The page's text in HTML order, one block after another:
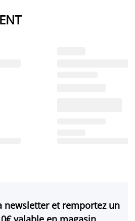
newsletter et remportez un